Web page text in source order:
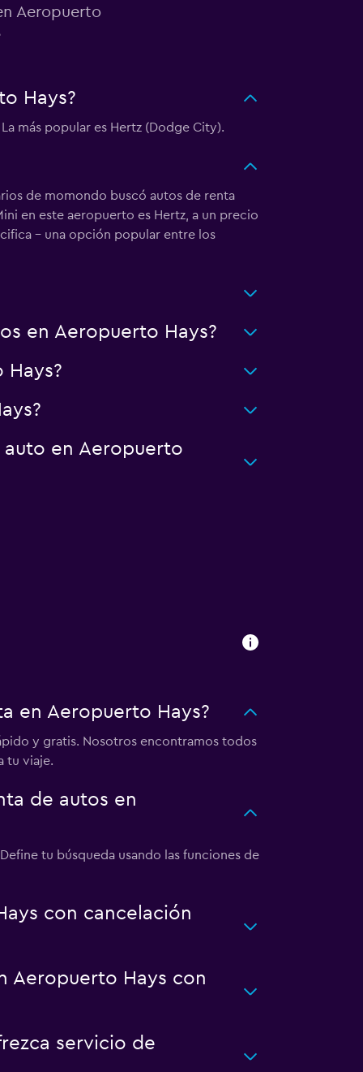
Aeropuerto
Hays?
más popular es Hertz (Dodge City).
de momondo buscó autos de renta
en este aeropuerto es Hertz, a un precio
- una opción popular entre los
en Aeropuerto Hays?
en Aeropuerto
en Aeropuerto Hays?
y gratis. Nosotros encontramos todos
tu viaje.
de autos en
tu búsqueda usando las funciones de
con cancelación
Aeropuerto Hays con
servicio de